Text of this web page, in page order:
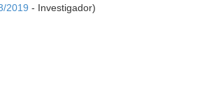
2019 - Investigador)